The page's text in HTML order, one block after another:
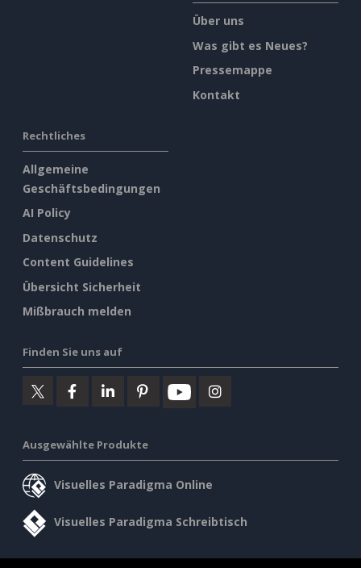
Über uns
Was gibt es Neues?
Pressemappe
Kontakt
Rechtliches
Allgemeine
Geschäftsbedingungen
AI Policy
Datenschutz
Content Guidelines
Übersicht Sicherheit
Mißbrauch melden
Finden Sie uns auf
Ausgewählte Produkte
Visuelles Paradigma Online
Visuelles Paradigma Schreibtisch